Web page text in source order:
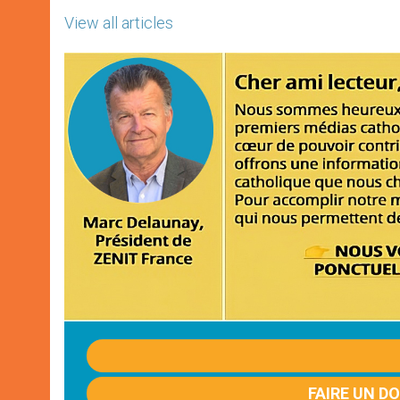
View all articles
FAIRE UN